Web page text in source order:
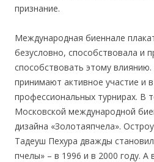
признание.
Международная биеннале
безусловно, способствовала и
способствовать этому
принимают активное участие и
профессиональных турнирах. В
Московской международной
дизайна «Золотаяпчела».
Тадеуш Пехура дважды
пчелы» – в 1996 и в 2000 году. А